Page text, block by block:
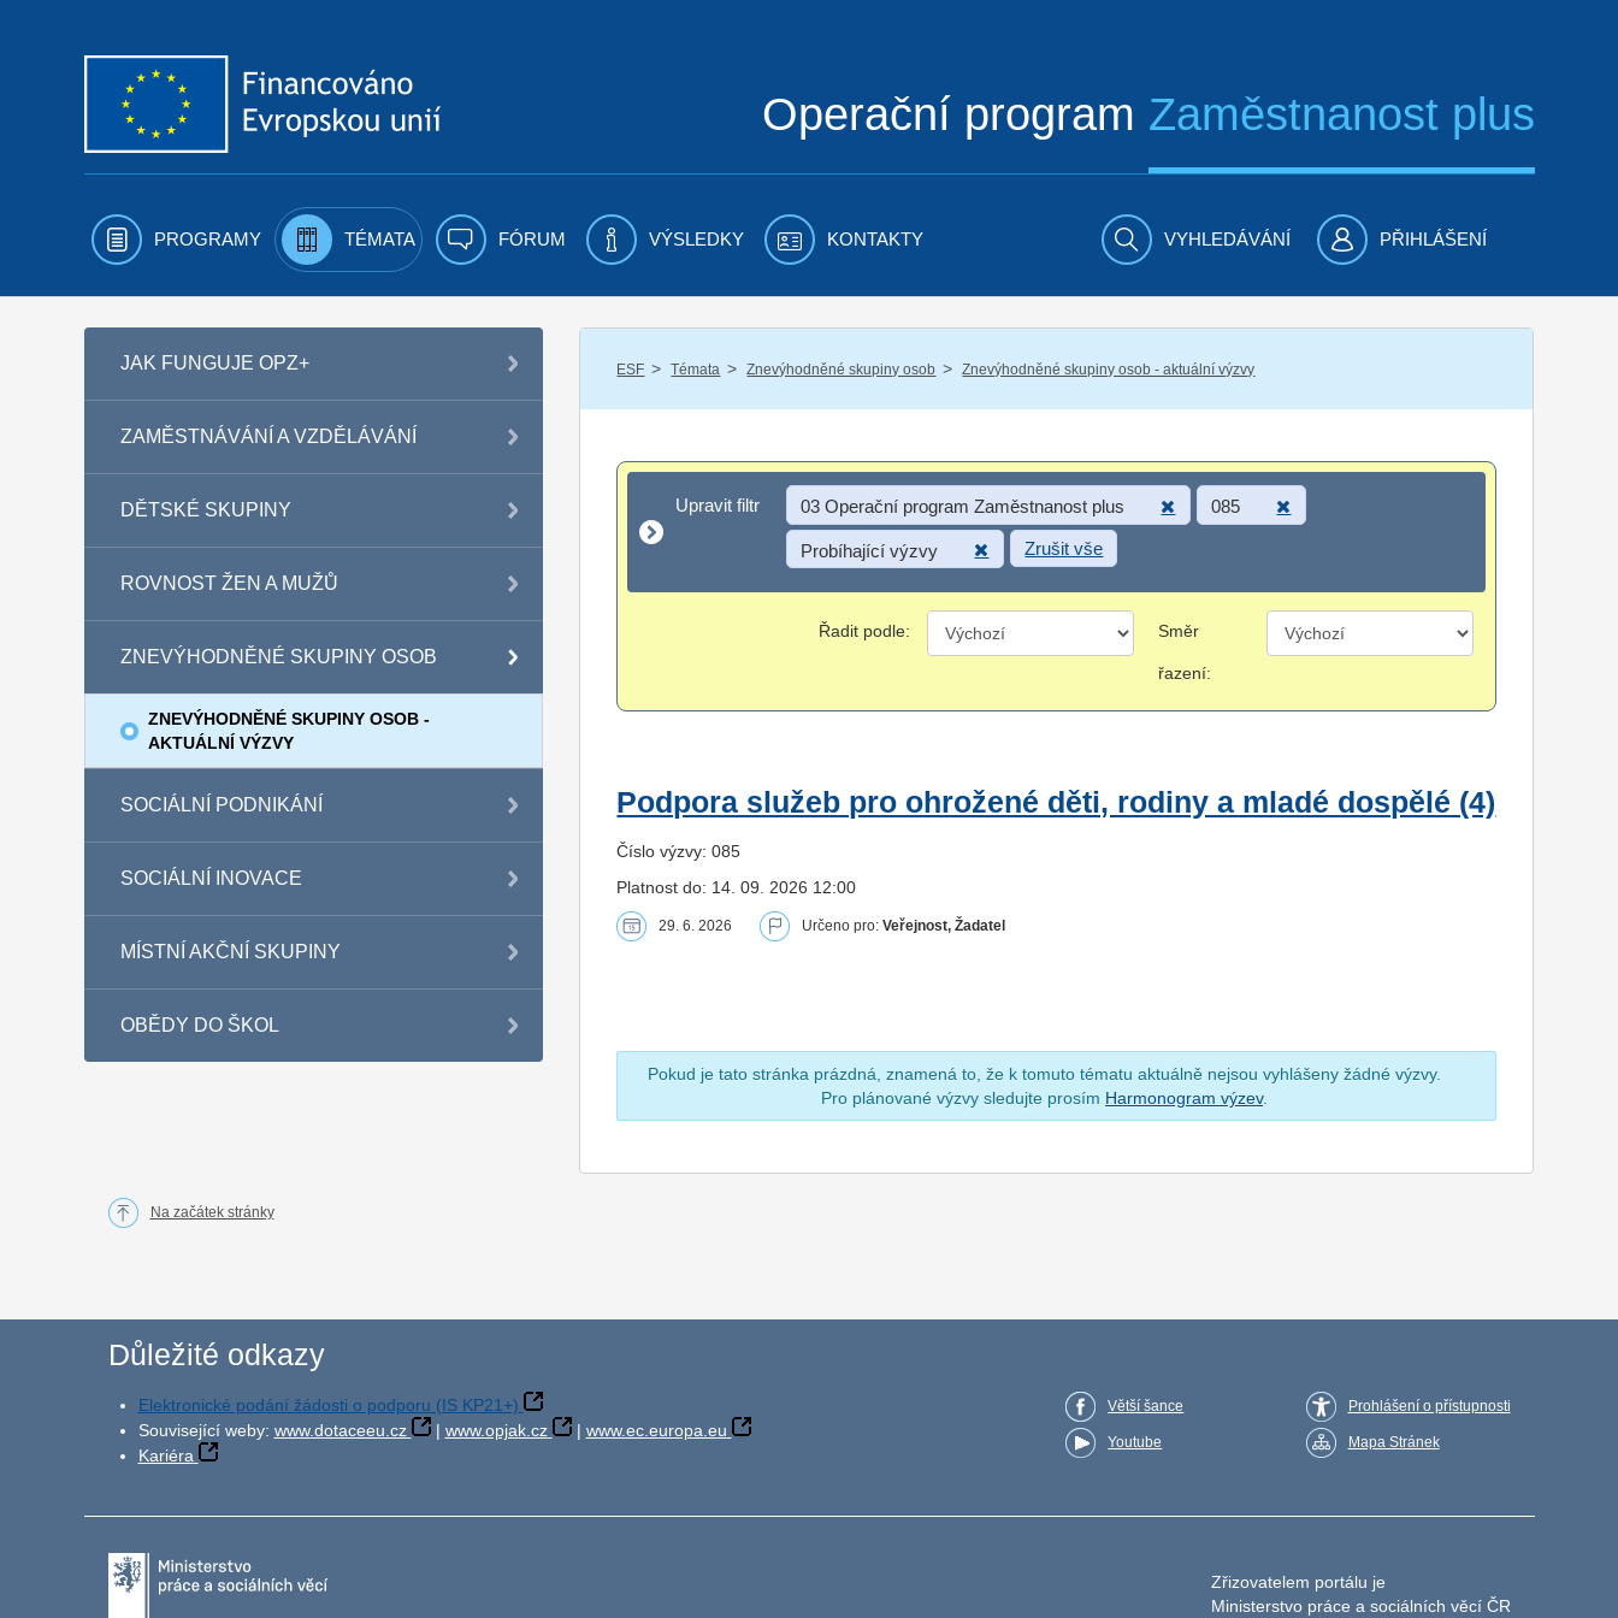
Operační program Zaměstnanost plus
PROGRAMY TÉMATA FÓRUM VÝSLEDKY KONTAKTY VYHLEDÁVÁNÍ PŘIHLÁŠENÍ
JAK FUNGUJE OPZ+
ZAMĚSTNÁVÁNÍ A VZDĚLÁVÁNÍ
DĚTSKÉ SKUPINY
ROVNOST ŽEN A MUŽŮ
ZNEVÝHODNĚNÉ SKUPINY OSOB
ZNEVÝHODNĚNÉ SKUPINY OSOB -
AKTUÁLNÍ VÝZVY
SOCIÁLNÍ PODNIKÁNÍ
SOCIÁLNÍ INOVACE
MÍSTNÍ AKČNÍ SKUPINY
OBĚDY DO ŠKOL
ESF / Témata / Znevýhodněné skupiny osob / Znevýhodněné skupiny osob - aktuální výzvy
Upravit filtr
Upravit filtr 03 Operační program Zaměstnanost plus 085
Probíhající výzvy Zrušit vše
Řadit podle: Směr
řazení:
Podpora služeb pro ohrožené děti, rodiny a mladé dospělé (4)
Číslo výzvy: 085
Platnost do: 14. 09. 2026 12:00
29. 6. 2026 Určeno pro:Veřejnost, Žadatel
Pokud je tato stránka prázdná, znamená to, že k tomuto tématu aktuálně nejsou vyhlášeny žádné výzvy.
Pro plánované výzvy sledujte prosím Harmonogram výzev.
Na začátek stránky
Důležité odkazy
Elektronické podání žádosti o podporu (IS KP21+)
Související weby: www.dotaceeu.cz | www.opjak.cz | www.ec.europa.eu
Kariéra
Větší šance
Youtube
Prohlášení o přístupnosti
Mapa Stránek
Zřizovatelem portálu je
Ministerstvo práce a sociálních věcí ČR